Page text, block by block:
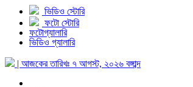
ভিডিও স্টোরি
ফটো স্টোরি
ফটোগ্যালারি
ভিডিও গ্যালারি
| আজকের তারিখঃ ৭ আগস্ট, ২০২৬ বঙ্গাব্দ